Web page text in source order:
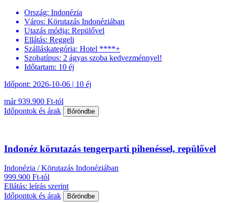
Ország: Indonézia
Város: Körutazás Indonéziában
Utazás módja: Repülővel
Ellátás: Reggeli
Szálláskategória: Hotel ****+
Szobatípus: 2 ágyas szoba kedvezménnyel!
Időtartam: 10 éj
Időpont: 2026-10-06 | 10 éj
már 939.900 Ft-tól
Időpontok és árak
Bőröndbe
Indonéz körutazás tengerparti pihenéssel, repülővel
Indonézia / Körutazás Indonéziában
999.900 Ft-tól
Ellátás: leírás szerint
Időpontok és árak
Bőröndbe